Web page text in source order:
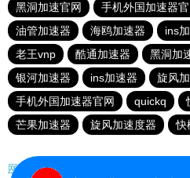
黑洞加速官网
手机外国加速器
油管加速器
海鸥加速器 ins
老王vnp
酷通加速器 黑洞加
银河加速器
ins加速器
旋风
手机外国加速器官网
quickq
芒果加速器
旋风加速度器 快
网站地图